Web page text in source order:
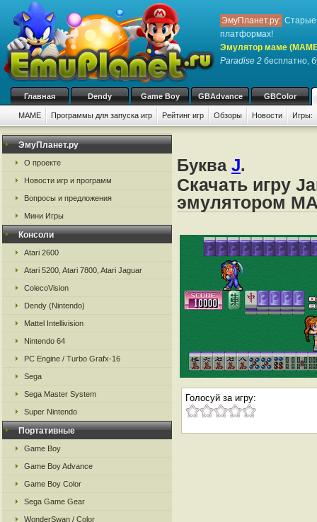
ЭмуПланет.ру: Старые
платформах!
Эмулятор маме
Paradise 2 бесплатно,
Главная Dendy Game Boy GBAdvance GBColor
MAME Программы для запуска игр Рейтинг игр Обзоры Новости Игры:
ЭмуПланет.ру
О проекте
Новости игр и программ
Вопросы и предложения
Мини Игры
Консоли
Atari 2600
Atari 5200, Atari 7800, Atari Jaguar
ColecoVision
Dendy (Nintendo)
Mattel Intellivision
Nintendo 64
PC Engine / Turbo Grafx-16
Sega
Sega Master System
Super Nintendo
Портативные
Game Boy
Game Boy Advance
Game Boy Color
Sega Game Gear
WonderSwan / Color
Буква J.
Скачать игру
эмулятором
Голосуй за игру: